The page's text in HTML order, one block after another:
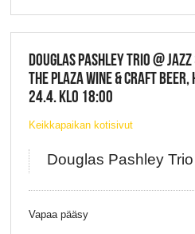
DOUGLAS PASHLEY TRIO @
THE PLAZA WINE & CRAFT BEER,
24.4. KLO 18:00
Keikkapaikan kotisivut
Douglas Pashley Trio
Vapaa pääsy